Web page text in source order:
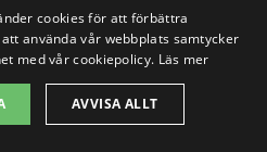
cookies för att förbättra
använda vår webbplats samtycker
med vår cookiepolicy. Läs mer
AVVISA ALLT